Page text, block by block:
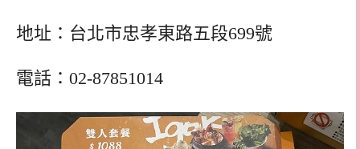
地址：台北市忠孝東路五段699號
電話：02-87851014